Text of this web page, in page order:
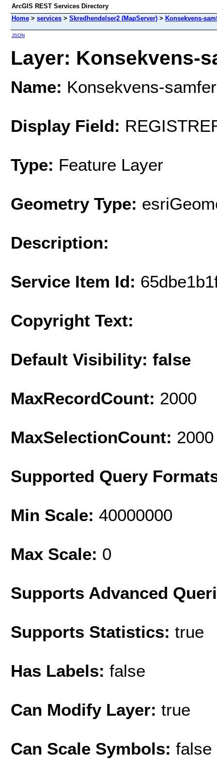
ArcGIS REST Services Directory
Home > services > Skredhendelser2 (MapServer) > Konsekvens-
JSON
Layer: Konsekvens-
Name: Konsekvens-
Display Field:
Type: Feature Layer
Geometry Type:
Description:
Service Item Id:
Copyright Text:
Default Visibility: false
MaxRecordCount: 2000
MaxSelectionCount: 2000
Supported Query
Min Scale: 40000000
Max Scale: 0
Supports Advanced
Supports Statistics: true
Has Labels: false
Can Modify Layer: true
Can Scale Symbols: false